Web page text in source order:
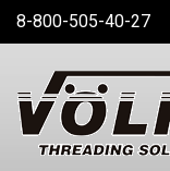
8-800-505-40-27